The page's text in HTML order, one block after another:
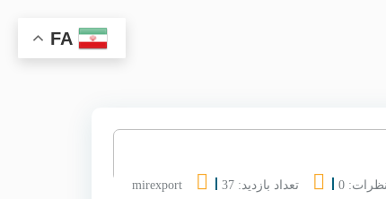
0 تعداد بازدید: 37 mirexport
FA